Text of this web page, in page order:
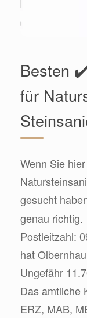
Besten
für
Wenn Sie
gesucht
genau richtig.
Postleitzahl:
hat
Ungefähr
Das amtliche
ERZ, MAB,